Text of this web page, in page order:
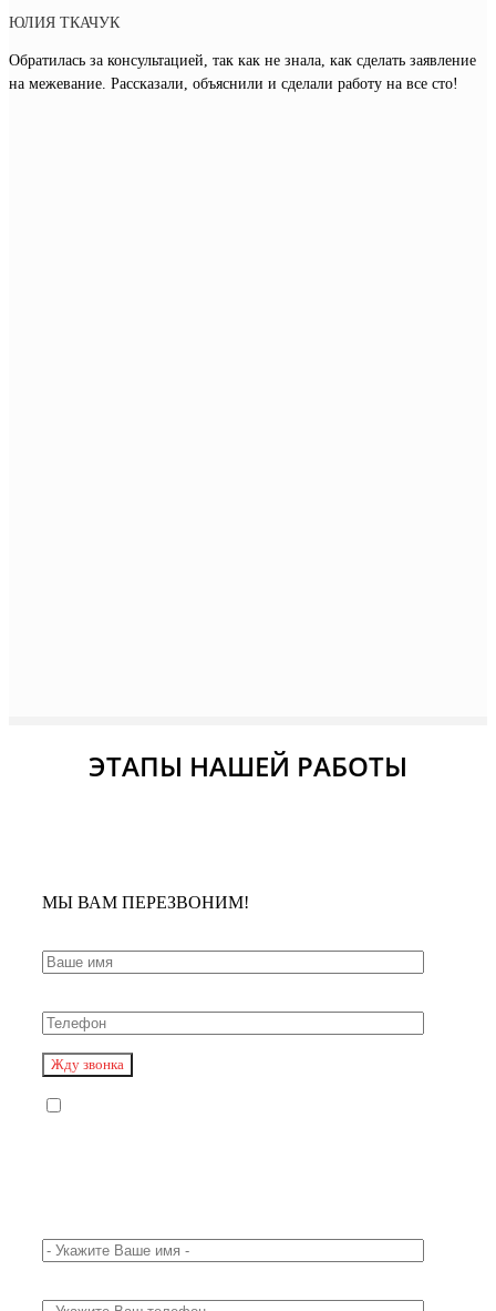
ЮЛИЯ ТКАЧУК
Обратилась за консультацией, так как не знала, как сделать заявление
на межевание. Рассказали, объяснили и сделали работу на все сто!
ЭТАПЫ НАШЕЙ РАБОТЫ
МЫ ВАМ ПЕРЕЗВОНИМ!